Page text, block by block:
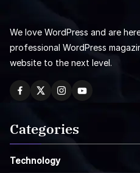
We love WordPress and are
professional WordPress
website to the next level.
Categories
Technology